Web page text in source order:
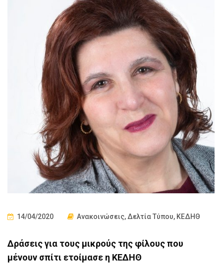
14/04/2020 Ανακοινώσεις, Δελτία Τύπου, ΚΕΔΗΘ
Δράσεις για τους μικρούς της φίλους που
μένουν σπίτι ετοίμασε η ΚΕΔΗΘ